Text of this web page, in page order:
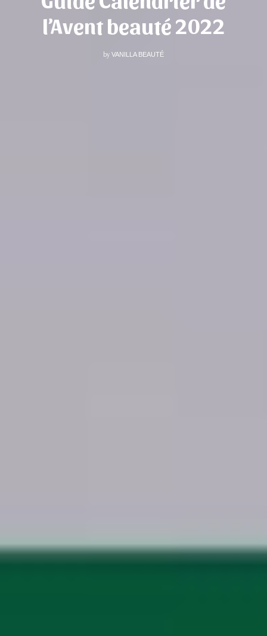
l’Avent beauté 2022
by VANILLA BEAUTÉ